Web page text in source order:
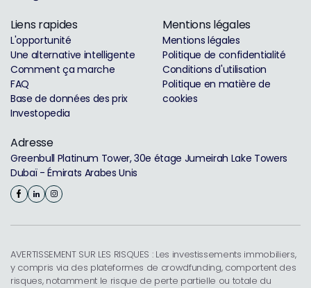
Liens rapides
L'opportunité
Une alternative intelligente
Comment ça marche
FAQ
Base de données des prix
Investopedia
Mentions légales
Mentions légales
Politique de confidentialité
Conditions d'utilisation
Politique en matière de
cookies
Adresse
Greenbull Platinum Tower, 30e étage Jumeirah Lake Towers
Dubaï - Émirats Arabes Unis
AVERTISSEMENT SUR LES RISQUES : Les investissements immobiliers,
y compris via des plateformes de crowdfunding, comportent des
risques, notamment le risque de perte partielle ou totale du